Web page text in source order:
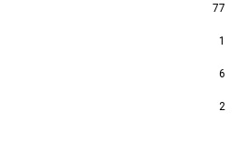
77
1
6
2